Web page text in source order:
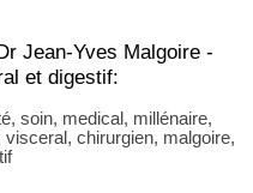
Jean-Yves Malgoire -
et digestif:
soin, medical, millénaire,
chirurgien, malgoire,